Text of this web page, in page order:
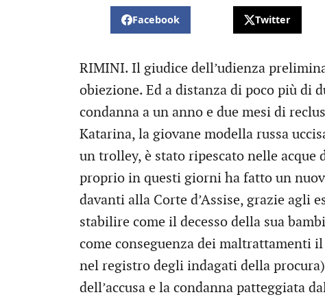
Facebook Twitter
RIMINI. Il giudice dell’udienza
obiezione. Ed a distanza di poco più di
condanna a un anno e due mesi di
Katarina, la giovane modella russa
un trolley, è stato ripescato nelle acque
proprio in questi giorni ha fatto un
davanti alla Corte d’Assise, grazie agli
stabilire come il decesso della sua
come conseguenza dei maltrattamenti
nel registro degli indagati della
dell’accusa e la condanna patteggiata